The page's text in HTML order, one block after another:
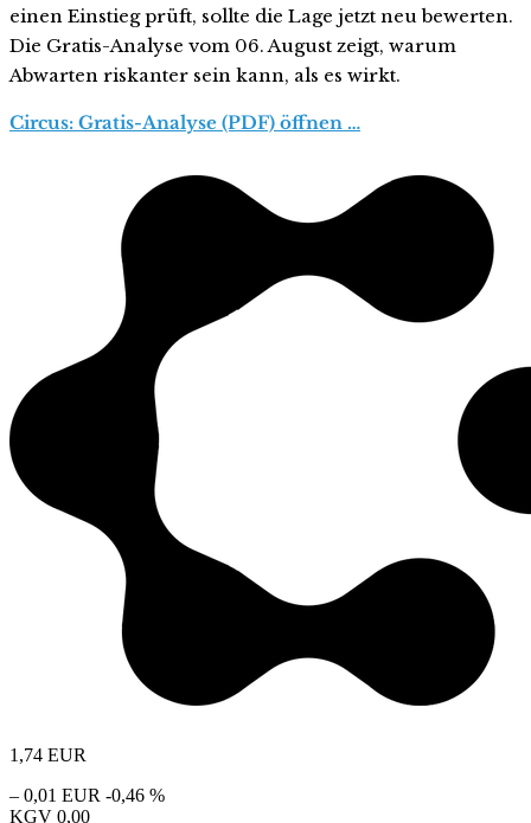
einen Einstieg prüft, sollte die Lage jetzt neu bewerten.
Die Gratis-Analyse vom 06. August zeigt, warum
Abwarten riskanter sein kann, als es wirkt.
Circus: Gratis-Analyse (PDF) öffnen …
1,74 EUR
– 0,01 EUR -0,46 %
KGV 0,00